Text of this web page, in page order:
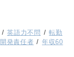
英語力不問
転勤
開発責任者
年収60